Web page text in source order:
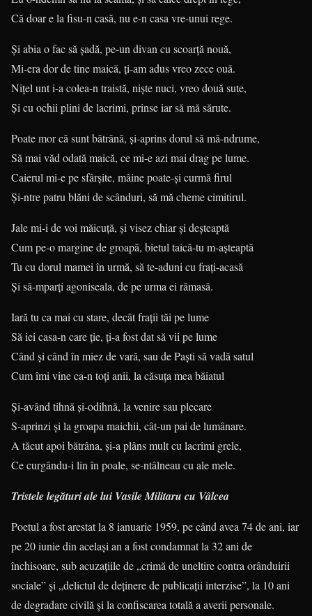
Că doar e la fisu-n casă, nu e-n casa vre-unui rege.
Şi abia o fac să şadă, pe-un divan cu scoarţă nouă,
Mi-era dor de tine maică, ţi-am adus vreo zece ouă.
Niţel unt i-a colea-n traistă, nişte nuci, vreo două sute,
Şi cu ochii plini de lacrimi, prinse iar să mă sărute.
Poate mor că sunt bătrână, şi-aprins dorul să mă-ndrume,
Să mai văd odată maică, ce mi-e azi mai drag pe lume.
Caierul mi-e pe sfârşite, mâine poate-şi curmă firul
Şi-ntre patru blăni de scânduri, să mă cheme cimitirul.
Jale mi-i de voi măicuţă, şi visez chiar şi deşteaptă
Cum pe-o margine de groapă, bietul taică-tu m-aşteaptă
Tu cu dorul mamei în urmă, să te-aduni cu fraţi-acasă
Şi să-mparţi agoniseala, de pe urma ei rămasă.
Iară tu ca mai cu stare, decât fraţii tăi pe lume
Să iei casa-n care ţie, ţi-a fost dat să vii pe lume
Când şi când în miez de vară, sau de Paşti să vadă satul
Cum îmi vine ca-n toţi anii, la căsuţa mea băiatul
Şi-având tihnă şi-odihnă, la venire sau plecare
S-aprinzi şi la groapa maichii, cât-un pai de lumânare.
A tăcut apoi bătrâna, şi-a plâns mult cu lacrimi grele,
Ce curgându-i lin în poale, se-ntâlneau cu ale mele.
Tristele legături ale lui Vasile Militaru cu Vâlcea
Poetul a fost arestat la 8 ianuarie 1959, pe când avea 74 de ani, iar
pe 20 iunie din același an a fost condamnat la 32 ani de
închisoare, sub acuzațiile de „crimă de uneltire contra orânduirii
sociale” și „delictul de deținere de publicații interzise”, la 10 ani
de degradare civilă și la confiscarea totală a averii personale.